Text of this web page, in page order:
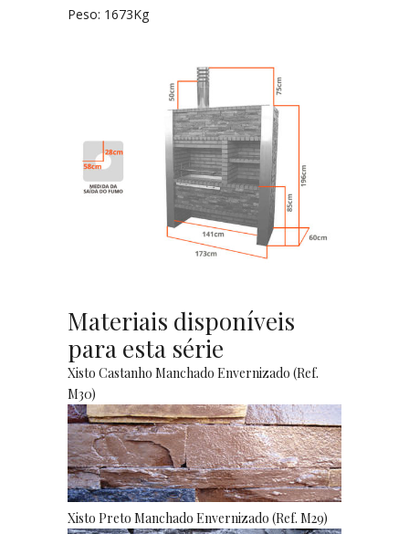
Peso: 1673Kg
Materiais disponíveis
para esta série
Xisto Castanho Manchado Envernizado (Ref.
M30)
Xisto Preto Manchado Envernizado (Ref. M29)